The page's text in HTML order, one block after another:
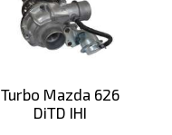
Turbo Mazda 626
DiTD IHI